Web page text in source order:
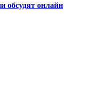
обсудят онлайн